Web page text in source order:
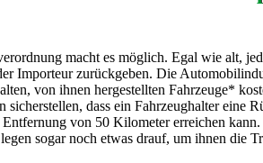
macht es möglich. Egal wie alt,
Importeur zurückgeben. Die
von ihnen hergestellten Fahrzeuge*
sicherstellen, dass ein Fahrzeughalter eine
von 50 Kilometer erreichen
sogar noch etwas drauf, um ihnen die